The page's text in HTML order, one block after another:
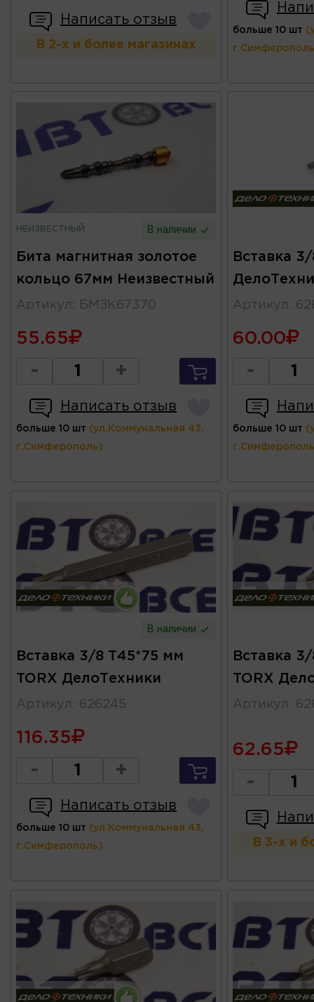
Написать отзыв
В 2-х и более магазинах
больше 10 шт
НЕИЗВЕСТНЫЙ В наличии
Бита магнитная золотое
кольцо 67мм Неизвестный
Артикул : БМЗК67370
55.65
- +
Написать отзыв
больше 10 шт (ул.Коммунальная 43,
г.Симферополь)
Вставка
Артикул :
60.00
-
больше 10 шт
В наличии
Вставка 3/8 T45*75 мм
TORX ДелоТехники
Артикул : 626245
116.35
- +
Написать отзыв
больше 10 шт (ул.Коммунальная 43,
г.Симферополь)
Вставка
TORX
Артикул :
62.65
-
В 3-х и